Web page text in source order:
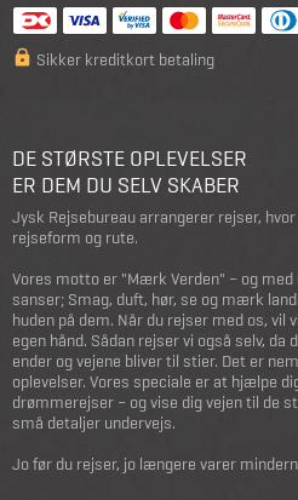
Sikker kreditkort betaling
DE STØRSTE OPLEVELSER
ER DEM DU SELV SKABER
Jysk Rejsebureau arrangerer rejser,
rejseform og rute.
Vores motto er "Mærk Verden" – og
sanser; Smag, duft, hør, se og mærk
huden på dem. Når du rejser med os, vil
egen hånd. Sådan rejser vi også selv,
ender og vejene bliver til stier. Det er
oplevelser. Vores speciale er at hjælpe
drømmerejser – og vise dig vejen til de
små detaljer undervejs.
Jo før du rejser, jo længere varer